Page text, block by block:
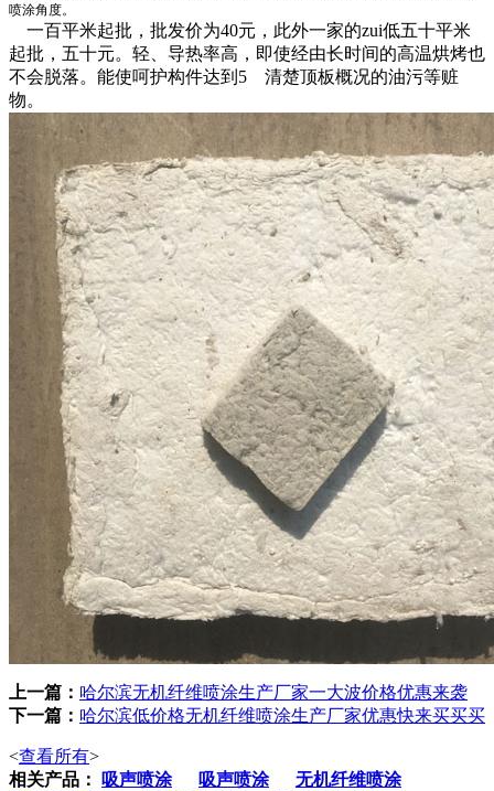
喷涂角度。
一百平米起批，批发价为40元，此外一家的zui低五十平米
起批，五十元。轻、导热率高，即使经由长时间的高温烘烤也
不会脱落。能使呵护构件达到5 清楚顶板概况的油污等赃
物。
上一篇： 哈尔滨无机纤维喷涂生产厂家一大波价格优惠来袭
下一篇： 哈尔滨低价格无机纤维喷涂生产厂家优惠快来买买买
<查看所有>
相关产品：
吸声喷涂 吸声喷涂
无机纤维喷涂